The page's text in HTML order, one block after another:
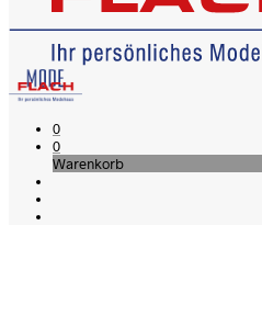
0
0
Warenkorb